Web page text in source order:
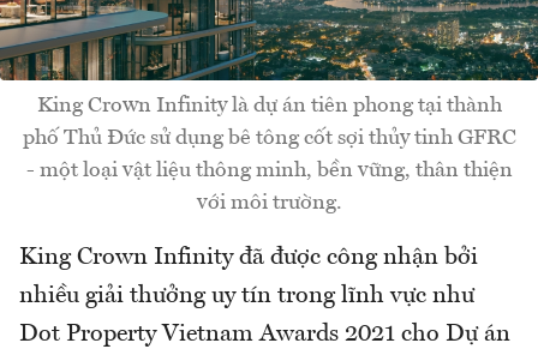
King Crown Infinity là dự án tiên phong tại thành
phố Thủ Đức sử dụng bê tông cốt sợi thủy tinh GFRC
- một loại vật liệu thông minh, bền vững, thân thiện
với môi trường.
King Crown Infinity đã được công nhận bởi
nhiều giải thưởng uy tín trong lĩnh vực như
Dot Property Vietnam Awards 2021 cho Dự án